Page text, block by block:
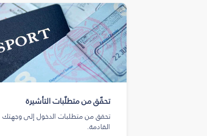
تحقّق من متطلّبات التأشيرة
تحقق من متطلبات الدخول إلى وجهتك
القادمة.